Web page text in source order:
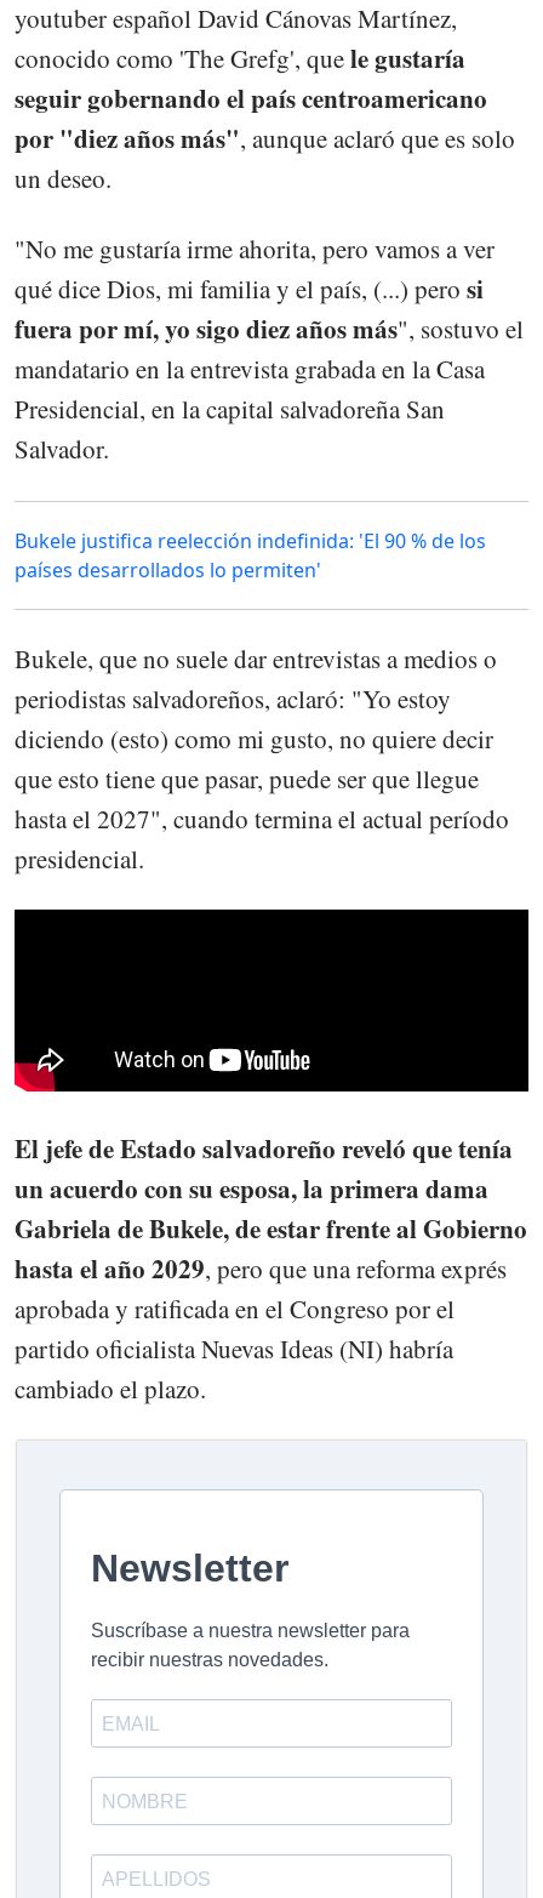
youtuber español David Cánovas Martínez,
conocido como 'The Grefg', quele gustaría
seguir gobernando el país centroamericano
por "diez años más", aunque aclaró que es solo
un deseo.
"No me gustaría irme ahorita, pero vamos a ver
qué dice Dios, mi familia y el país, (...) pero si
fuera por mí, yo sigo diez años más", sostuvo el
mandatario en la entrevista grabada en la Casa
Presidencial, en la capital salvadoreña San
Salvador.
Bukele justifica reelección indefinida: 'El 90 % de los
países desarrollados lo permiten'
Bukele, que no suele dar entrevistas a medios o
periodistas salvadoreños, aclaró: "Yo estoy
diciendo (esto) como mi gusto, no quiere decir
que esto tiene que pasar, puede ser que llegue
hasta el 2027", cuando termina el actual período
presidencial.
El jefe de Estado salvadoreño reveló que tenía
un acuerdo con su esposa, la primera dama
Gabriela de Bukele, de estar frente al Gobierno
hasta el año 2029, pero que una reforma exprés
aprobada y ratificada en el Congreso por el
partido oficialista Nuevas Ideas (NI) habría
cambiado el plazo.